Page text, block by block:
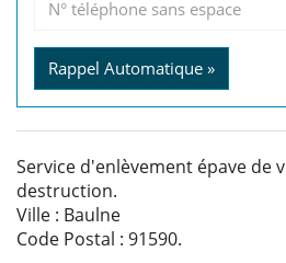
Rappel Automatique »
Service d'enlèvement épave de
destruction.
Ville : Baulne
Code Postal : 91590.